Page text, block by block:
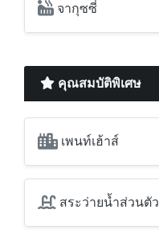
จากุซซี่
คุณสมบัติพิเศษ
เพนท์เฮ้าส์
สระว่ายน้ำส่วนตัว